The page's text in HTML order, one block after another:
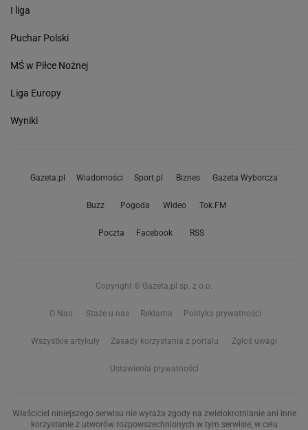
I liga
Puchar Polski
MŚ w Piłce Nożnej
Liga Europy
Wyniki
Gazeta.pl Wiadomości Sport.pl Biznes Gazeta Wyborcza
Buzz Pogoda Wideo Tok.FM
Poczta Facebook RSS
Copyright © Gazeta.pl sp. z o.o.
O Nas Staże u nas Reklama Polityka prywatności
Wszystkie artykuły Zasady korzystania z portalu Zgłoś uwagi
Ustawienia prywatności
Właściciel niniejszego serwisu nie wyraża zgody na zwielokrotnianie ani inne
korzystanie z utworów rozpowszechnionych w tym serwisie, w celu